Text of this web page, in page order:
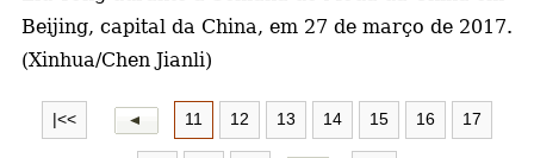
Beijing, capital da China, em 27 de março de 2017.
(Xinhua/Chen Jianli)
|<< 11 12 13 14 15 16 17